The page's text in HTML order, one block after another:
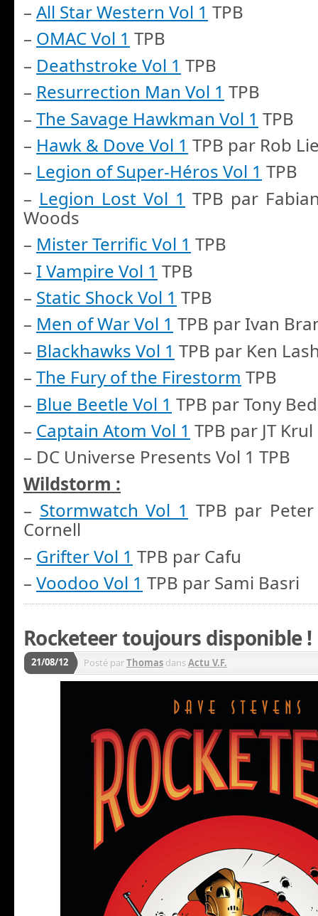
– All Star Western Vol 1 TPB
– OMAC Vol 1 TPB
– Deathstroke Vol 1 TPB
– Resurrection Man Vol 1 TPB
– The Savage Hawkman Vol 1 TPB
– Hawk & Dove Vol 1 TPB par Rob
– Legion of Super-Héros Vol 1 TPB
– Legion Lost Vol 1 TPB par
Woods
– Mister Terrific Vol 1 TPB
– I Vampire Vol 1 TPB
– Static Shock Vol 1 TPB
– Men of War Vol 1 TPB par Ivan
– Blackhawks Vol 1 TPB par Ken
– The Fury of the Firestorm TPB
– Blue Beetle Vol 1 TPB par Tony
– Captain Atom Vol 1 TPB par JT Krul
– DC Universe Presents Vol 1 TPB
Wildstorm :
– Stormwatch Vol 1 TPB par
Cornell
– Grifter Vol 1 TPB par Cafu
– Voodoo Vol 1 TPB par Sami Basri
Rocketeer toujours disponible !
21/08/12 Posté parThomas dansActu V.F.